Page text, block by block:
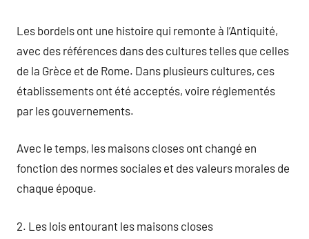
Les bordels ont une histoire qui remonte à l’Antiquité,
avec des références dans des cultures telles que celles
de la Grèce et de Rome. Dans plusieurs cultures, ces
établissements ont été acceptés, voire réglementés
par les gouvernements.
Avec le temps, les maisons closes ont changé en
fonction des normes sociales et des valeurs morales de
chaque époque.
2. Les lois entourant les maisons closes